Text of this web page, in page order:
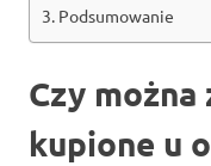
Podsumowanie
Czy
kupione u